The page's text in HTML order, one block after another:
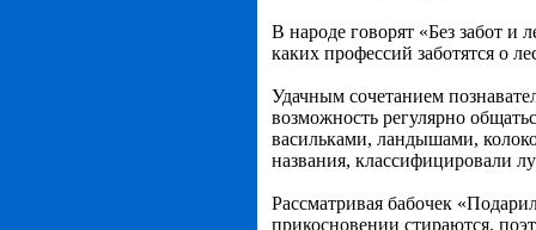
В народе говорят «Без забот и
каких профессий заботятся о
Удачным сочетанием
возможность регулярно
васильками, ландышами,
названия, классифицировали
Рассматривая бабочек
прикосновении стираются,